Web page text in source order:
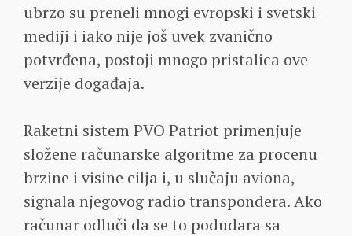
ubrzo su preneli mnogi evropski i svetski
mediji i iako nije još uvek zvanično
potvrđena, postoji mnogo pristalica ove
verzije događaja.
Raketni sistem PVO Patriot primenjuje
složene računarske algoritme za procenu
brzine i visine cilja i, u slučaju aviona,
signala njegovog radio transpondera. Ako
računar odluči da se to podudara sa